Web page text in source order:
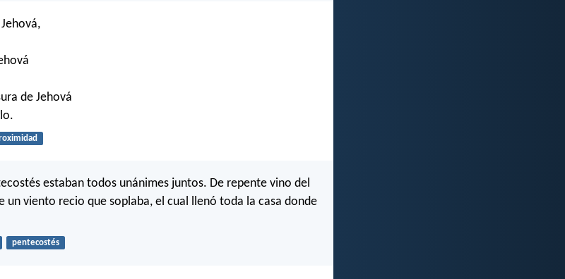
de Jehová
estaban todos unánimes juntos. De repente vino del
un viento recio que soplaba, el cual llenó toda la casa donde
pentecostés